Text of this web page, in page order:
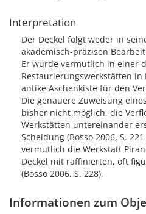
Interpretation
Der Deckel folgt weder in
akademisch-präzisen
Er wurde vermutlich in einer
Restaurierungswerkstätten
antike Aschenkiste für den
Die genauere Zuweisung
bisher nicht möglich, die
Werkstätten untereinander
Scheidung (Bosso 2006, S.
vermutlich die Werkstatt
Deckel mit raffinierten, oft
(Bosso 2006, S. 228).
Informationen zum